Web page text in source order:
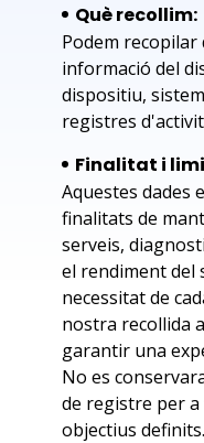
Què recollim:
Podem recopilar
informació del
dispositiu,
registres
Finalitat i
Aquestes dades
finalitats de
serveis,
el rendiment del
necessitat de
nostra recollida
garantir una
No es
de registre per
objectius definits.